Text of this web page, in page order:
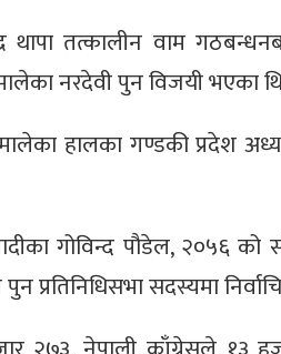
थापा तत्कालीन वाम
नरदेवी पुन विजयी भएका
हालका गण्डकी प्रदेश
गोविन्द पौडेल, २०५६ को
सदस्यमा